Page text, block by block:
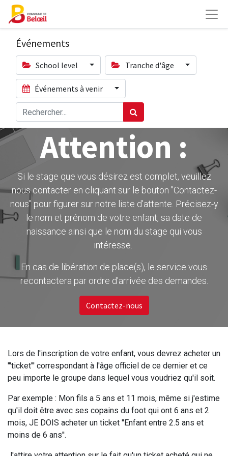
Événements
School level Tranche d'âge
Événements à venir
Attention :
Si le stage que vous désirez est complet, veuillez
nous contacter en cliquant sur le bouton ''Contactez-
nous" pour figurer sur notre liste d'attente. Précisez-y
le nom et prénom de votre enfant, sa date de
naissance ainsi que le nom du stage qui vous
intéresse.
En cas de libération de place(s), le service vous
recontactera par ordre d'arrivée des demandes.
Contactez-nous
Lors de l'inscription de votre enfant, vous devrez acheter un
'''ticket''' correspondant à l'âge officiel de ce dernier et ce
peu importe le groupe dans lequel vous voudriez qu'il soit.
Par exemple : Mon fils a 5 ans et 11 mois, même si j'estime
qu'il doit être avec ses copains du foot qui ont 6 ans et 2
mois, JE DOIS acheter un ticket ''Enfant entre 2.5 ans et
moins de 6 ans''.